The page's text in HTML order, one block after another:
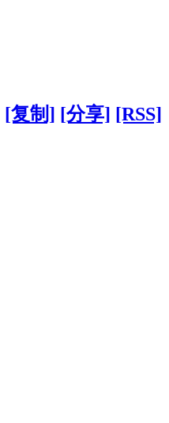
[复制] [分享] [RSS]